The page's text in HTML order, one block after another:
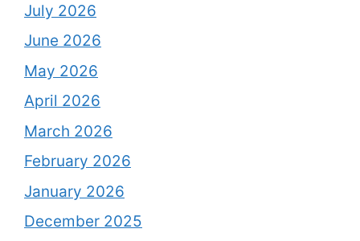
July 2026
June 2026
May 2026
April 2026
March 2026
February 2026
January 2026
December 2025